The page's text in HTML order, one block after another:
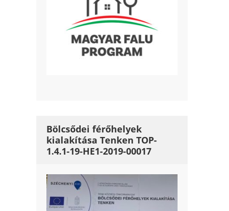
Bölcsődei férőhelyek
kialakítása Tenken TOP-
1.4.1-19-HE1-2019-00017